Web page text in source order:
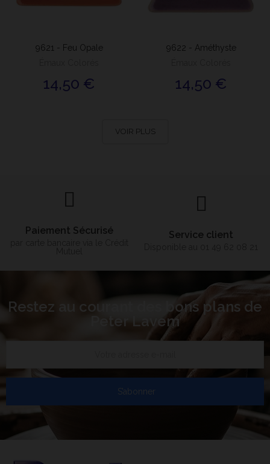
9621 - Feu Opale
14,50 €
9622 - Améthyste
14,50 €
VOIR PLUS
Paiement Sécurisé Service client
Restez au courant des bons plans de
Peter Lavem
S’abonner